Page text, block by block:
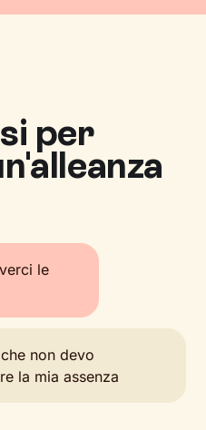
per
le
non devo
la mia assenza